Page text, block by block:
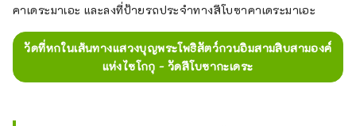
คาเดระมาเอะ และลงที่ป้ายรถประจำทางสึโบซาคาเดระมาเอะ
วัดที่หกในเส้นทางแสวงบุญพระโพธิสัตว์กวนอิมสามสิบสามองค์
แห่งไซโกกุ - วัดสึโบซากะเดระ